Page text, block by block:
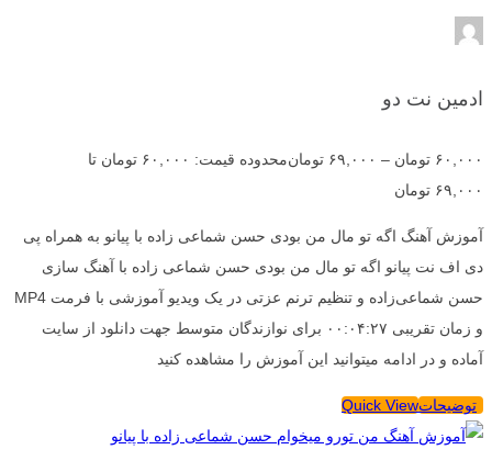
ادمین نت دو
۶۰,۰۰۰ تومان – ۶۹,۰۰۰ تومان
محدوده قیمت: ۶۰,۰۰۰ تومان تا
۶۹,۰۰۰ تومان
آموزش آهنگ اگه تو مال من بودی حسن شماعی زاده با پیانو به همراه پی
دی اف نت پیانو اگه تو مال من بودی حسن شماعی زاده با آهنگ سازی
حسن شماعی‌زاده و تنظیم ترنم عزتی در یک ویدیو آموزشی با فرمت MP4
و زمان تقریبی ۰۰:۰۴:۲۷ برای نوازندگان متوسط جهت دانلود از سایت
آماده و در ادامه میتوانید این آموزش را مشاهده کنید
توضیحاتQuick View